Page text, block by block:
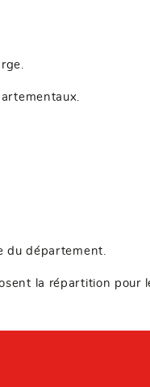
du département.
la répartition pour